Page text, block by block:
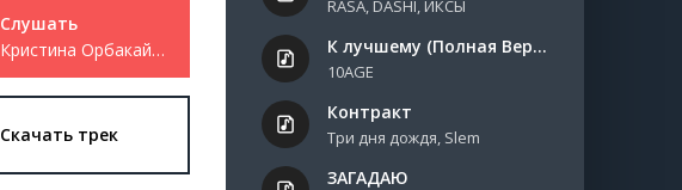
Слушать
Кристина Орбакайте - Крепче обнимай май май май
Скачать трек
RASA, DASHI, ИКСЫ
К лучшему (Полная Версия)
10AGE
Контракт
Три дня дождя, Slem
ЗАГАДАЮ